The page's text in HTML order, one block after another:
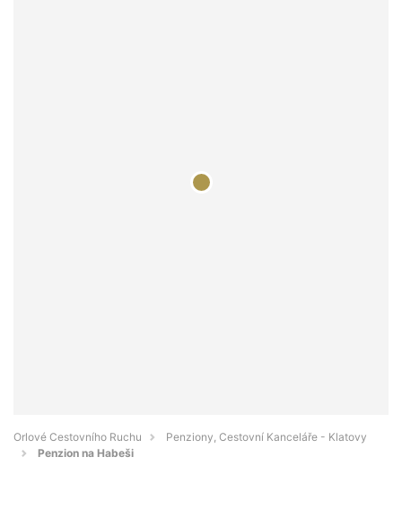
Orlové Cestovního Ruchu
Penziony, Cestovní Kanceláře - Klatovy
Penzion na Habeši